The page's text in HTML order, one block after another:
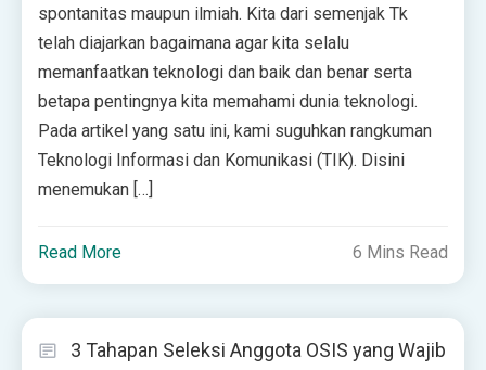
spontanitas maupun ilmiah. Kita dari semenjak Tk
telah diajarkan bagaimana agar kita selalu
memanfaatkan teknologi dan baik dan benar serta
betapa pentingnya kita memahami dunia teknologi.
Pada artikel yang satu ini, kami suguhkan rangkuman
Teknologi Informasi dan Komunikasi (TIK). Disini
menemukan […]
Read More 6 Mins Read
3 Tahapan Seleksi Anggota OSIS yang Wajib